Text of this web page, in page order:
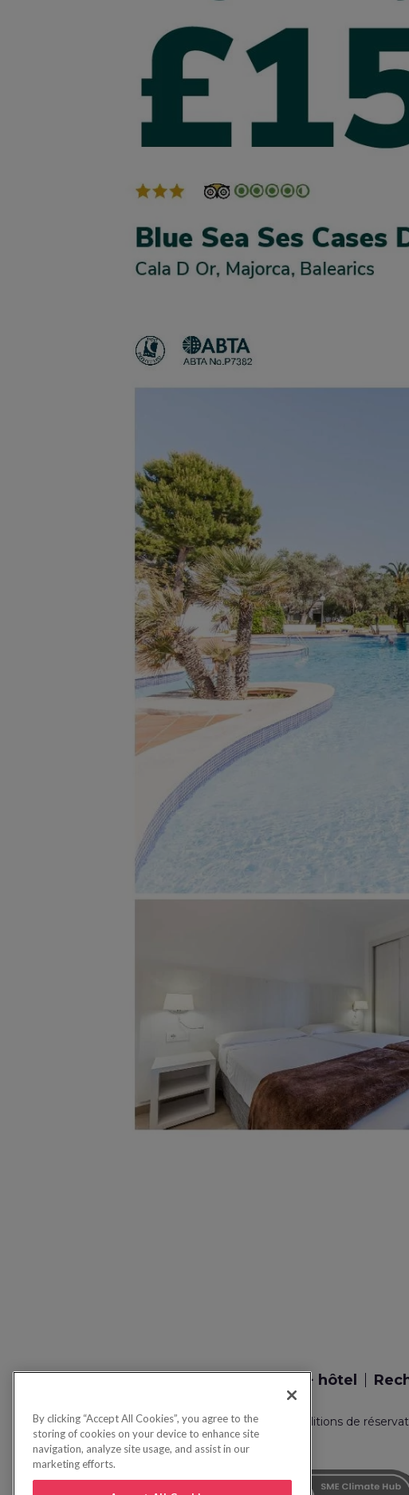
Recherche vol + hôtel
Politique de confidentialité FAQ Conditions de
By clicking “Accept All Cookies”, you agree to the
storing of cookies on your device to enhance site
navigation, analyze site usage, and assist in our
marketing efforts.